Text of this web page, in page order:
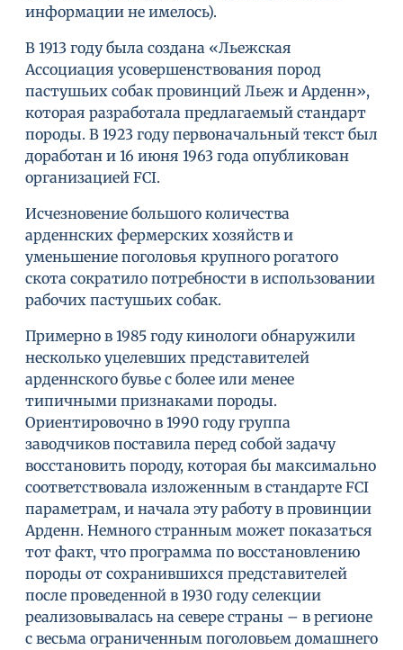
информации не имелось).
В 1913 году была создана «Льежская
Ассоциация усовершенствования пород
пастушьих собак провинций Льеж и Арденн»,
которая разработала предлагаемый стандарт
породы. В 1923 году первоначальный текст был
доработан и 16 июня 1963 года опубликован
организацией FCI.
Исчезновение большого количества
арденнских фермерских хозяйств и
уменьшение поголовья крупного рогатого
скота сократило потребности в использовании
рабочих пастушьих собак.
Примерно в 1985 году кинологи обнаружили
несколько уцелевших представителей
арденнского бувье с более или менее
типичными признаками породы.
Ориентировочно в 1990 году группа
заводчиков поставила перед собой задачу
восстановить породу, которая бы максимально
соответствовала изложенным в стандарте FCI
параметрам, и начала эту работу в провинции
Арденн. Немного странным может показаться
тот факт, что программа по восстановлению
породы от сохранившихся представителей
после проведенной в 1930 году селекции
реализовывалась на севере страны – в регионе
с весьма ограниченным поголовьем домашнего